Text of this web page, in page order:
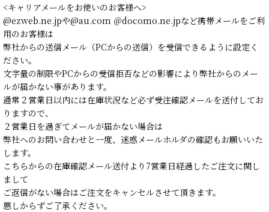
<キャリアメールをお使いのお客様へ>
@ezweb.ne.jpや@au.com ＠docomo.ne.jpなど携帯メールをご利
用のお客様は
弊社からの送信メール（PCからの送信）を受信できるように設定く
ださい。
文字量の制限やPCからの受信拒否などの影響により弊社からのメー
ルが届かない事があります。
通常２営業日以内には在庫状況など必ず受注確認メールを送付してお
りますので、
２営業日を過ぎてメールが届かない場合は
弊社へのお問い合わせと一度、迷惑メールホルダの確認もお願いいた
します。
こちらからの在庫確認メール送付より7営業日経過したご注文に関し
まして
ご返信がない場合はご注文をキャンセルさせて頂きます。
悪しからずご了承ください。